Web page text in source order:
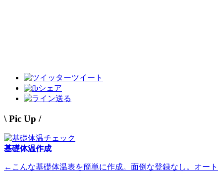
ツイート
シェア
送る
\ Pic Up /
基礎体温作成
←こんな基礎体温表を簡単に作成。面倒な登録なし。オート